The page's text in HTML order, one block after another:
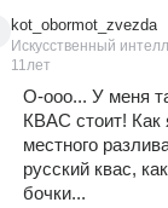
kot_obormot_zvezda
Искусственный
11лет
О-ооо... У меня
КВАС стоит!
местного
русский квас,
бочки...